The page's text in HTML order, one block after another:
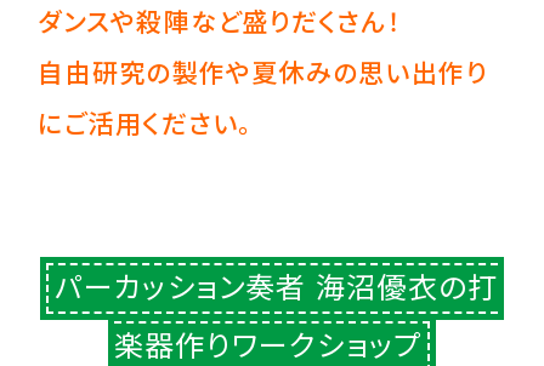
ダンスや殺陣など盛りだくさん！
自由研究の製作や夏休みの思い出作り
にご活用ください。
パーカッション奏者 海沼優衣の打
楽器作りワークショップ